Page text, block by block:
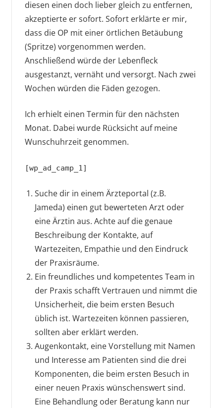
diesen einen doch lieber gleich zu entfernen,
akzeptierte er sofort. Sofort erklärte er mir,
dass die OP mit einer örtlichen Betäubung
(Spritze) vorgenommen werden.
Anschließend würde der Lebenfleck
ausgestanzt, vernäht und versorgt. Nach zwei
Wochen würden die Fäden gezogen.
Ich erhielt einen Termin für den nächsten
Monat. Dabei wurde Rücksicht auf meine
Wunschuhrzeit genommen.
[wp_ad_camp_1]
Suche dir in einem Ärzteportal (z.B.
Jameda) einen gut bewerteten Arzt oder
eine Ärztin aus. Achte auf die genaue
Beschreibung der Kontakte, auf
Wartezeiten, Empathie und den Eindruck
der Praxisräume.
Ein freundliches und kompetentes Team in
der Praxis schafft Vertrauen und nimmt die
Unsicherheit, die beim ersten Besuch
üblich ist. Wartezeiten können passieren,
sollten aber erklärt werden.
Augenkontakt, eine Vorstellung mit Namen
und Interesse am Patienten sind die drei
Komponenten, die beim ersten Besuch in
einer neuen Praxis wünschenswert sind.
Eine Behandlung oder Beratung kann nur